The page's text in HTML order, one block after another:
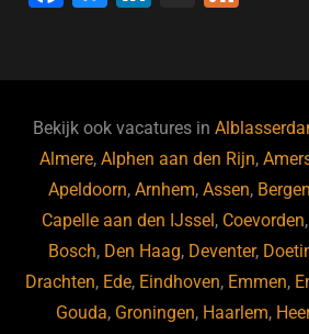
b
o
o
k
ky dI
n
Bekijk ook vacatures in
Almere,Alphen aan den Rijn,
Apeldoorn,Arnhem,Assen,
Capelle aan den IJssel , Coevorden,
Bosch, Den Haag, Deventer,
Drachten, Ede, Eindhoven, Emmen,
Gouda, Groningen, Haarlem,